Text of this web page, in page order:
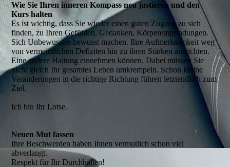
Wie Sie Ihren inneren Kompass neu justieren und den
Kurs halten
Es ist wichtig, dass Sie wieder einen guten Zugang zu sich
finden, zu Ihren Gefühlen, Gedanken, Körperempfindungen.
Sich Unbewusstes bewusst machen. Ihre Aufmerksamkeit weg
von vermeintlichen Defiziten hin zu ihren Stärken ausrichten.
Eine andere Haltung einnehmen können. Dabei müssen Sie
nicht gleich Ihr gesamtes Leben umkrempeln. Schon kleine
Veränderungen in die richtige Richtung führen letztendlich zum
Ziel.
Ich bin Ihr Lotse.
Neuen Mut fassen
Ihre Beschwerden haben Ihnen vermutlich schon viel
abverlangt.
Respekt für Ihr Durchhalten!